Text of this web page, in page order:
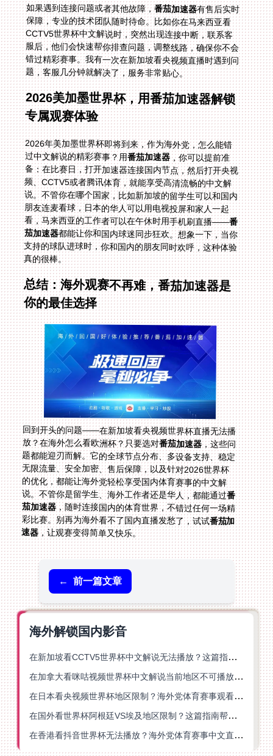
如果遇到连接问题或者其他故障，番茄加速器有售后实时
保障，专业的技术团队随时待命。比如你在马来西亚看
CCTV5世界杯中文解说时，突然出现连接中断，联系客
服后，他们会快速帮你排查问题，调整线路，确保你不会
错过精彩赛事。我有一次在新加坡看央视频直播时遇到问
题，客服几分钟就解决了，服务非常贴心。
2026美加墨世界杯，用番茄加速器解锁
专属观赛体验
2026年美加墨世界杯即将到来，作为海外党，怎么能错
过中文解说的精彩赛事？用番茄加速器，你可以提前准
备：在比赛日，打开加速器连接国内节点，然后打开央视
频、CCTV5或者腾讯体育，就能享受高清流畅的中文解
说。不管你在哪个国家，比如新加坡的留学生可以和国内
朋友连麦看球，日本的华人可以用电视投屏和家人一起
看，马来西亚的工作者可以在午休时用手机刷直播——番
茄加速器都能让你和国内球迷同步狂欢。想象一下，当你
支持的球队进球时，你和国内的朋友同时欢呼，这种体验
真的很棒。
总结：海外观赛不再难，番茄加速器是
你的最佳选择
回到开头的问题——在新加坡看央视频世界杯直播无法播
放？在海外怎么看欧洲杯？只要选对番茄加速器，这些问
题都能迎刃而解。它的全球节点分布、多设备支持、稳定
无限流量、安全加密、售后保障，以及针对2026世界杯
的优化，都能让海外党轻松享受国内体育赛事的中文解
说。不管你是留学生、海外工作者还是华人，都能通过番
茄加速器，随时连接国内的体育世界，不错过任何一场精
彩比赛。别再为海外看不了国内直播发愁了，试试番茄加
速器，让观赛变得简单又快乐。
← 前一篇文章
海外解锁国内影音
在新加坡看CCTV5世界杯中文解说无法播放？这篇指南帮你解锁海外体育直播自由
在加拿大看咪咕视频世界杯中文解说当前地区不可播放？这篇指南帮你一键解决
在日本看央视频世界杯地区限制？海外党体育赛事观看终极指南
在国外看世界杯阿根廷VS埃及地区限制？这篇指南帮你搞定中文直播+解说
在香港看抖音世界杯无法播放？海外党体育赛事中文直播终极指南